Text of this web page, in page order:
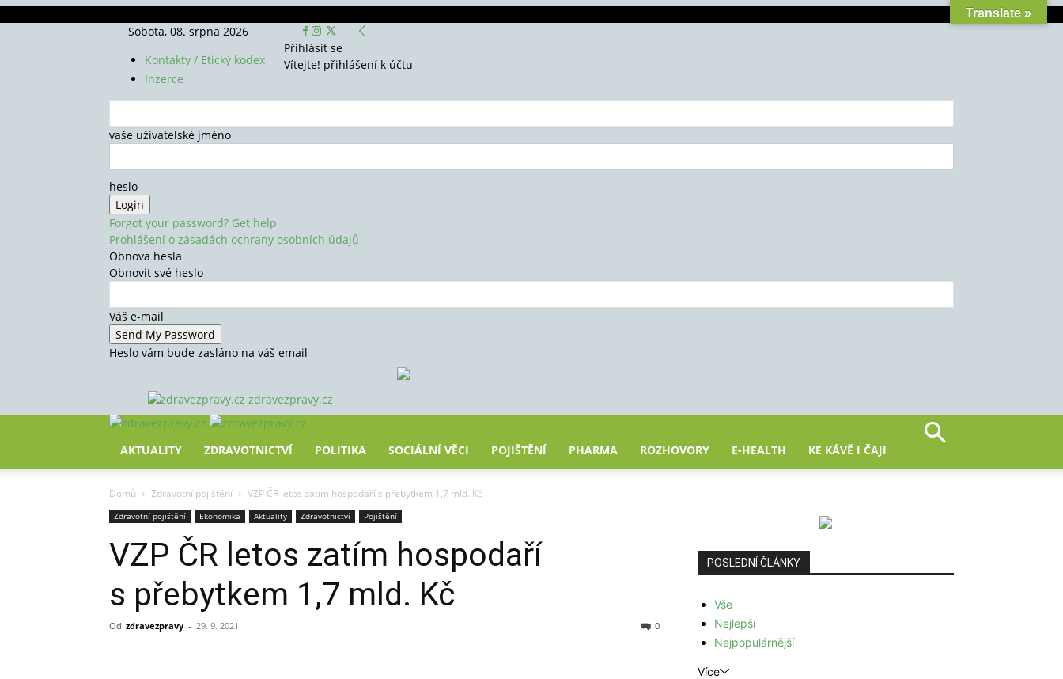
Sobota, 08. srpna 2026
Kontakty / Etický kodex
Inzerce
Přihlásit se
Vítejte! přihlášení k účtu
vaše uživatelské jméno
heslo
Forgot your password? Get help
Prohlášení o zásadách ochrany osobních údajů
Obnova hesla
Obnovit své heslo
Váš e-mail
Heslo vám bude zasláno na váš email
zdravezpravy.cz
AKTUALITY ZDRAVOTNICTVÍ POLITIKA SOCIÁLNÍ VĚCI POJIŠTĚNÍ PHARMA ROZHOVORY E-HEALTH KE KÁVĚ I ČAJI
Domů Zdravotní pojištění VZP ČR letos zatím hospodaří s přebytkem 1,7 mld. Kč
Zdravotní pojištění Ekonomika Aktuality Zdravotnictví Pojištění
VZP ČR letos zatím hospodaří
s přebytkem 1,7 mld. Kč
Od zdravezpravy - 29. 9. 2021 0
POSLEDNÍ ČLÁNKY
Vše
Nejlepší
Nejpopulárnější
Více
Translate »